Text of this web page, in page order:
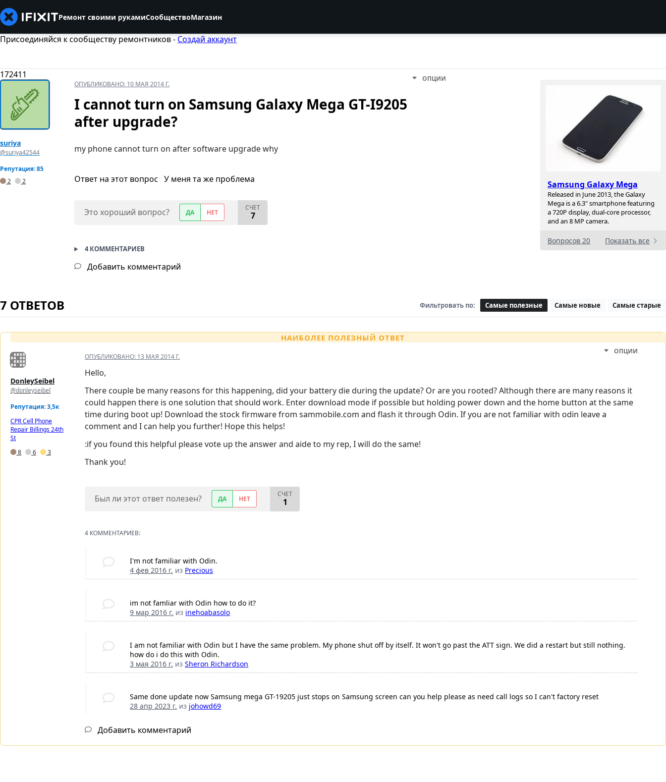
Ремонт своими рукамиСообществоМагазин
Присоединяйся к сообществу ремонтников - Создай аккаунт
172411
Samsung Galaxy Mega
Released in June 2013, the Galaxy
Mega is a 6.3" smartphone featuring
a 720P display, dual-core processor,
and an 8 MP camera.
Вопросов 20 Показать все
suriya
@suriya42544
Репутация: 85
2
2
ОПУБЛИКОВАНО: 10 МАЯ 2014 Г.
ОПЦИИ
I cannot turn on Samsung Galaxy Mega GT-I9205
after upgrade?
my phone cannot turn on after software upgrade why
Ответ на этот вопрос У меня та же проблема
Это хороший вопрос? ДА НЕТ
СЧЕТ
7
4 КОММЕНТАРИЕВ
Добавить комментарий
7 ОТВЕТОВ Фильтровать по: Самые полезные Самые новые Самые старые
НАИБОЛЕЕ ПОЛЕЗНЫЙ ОТВЕТ
DonleySeibel
@donleyseibel
Репутация: 3,5к
CPR Cell Phone
Repair Billings 24th
St
8
6 3
ОПУБЛИКОВАНО: 13 МАЯ 2014 Г.
ОПЦИИ
Hello,
There couple be many reasons for this happening, did your battery die during the update? Or are you rooted? Although there are many reasons it
could happen there is one solution that should work. Enter download mode if possible but holding power down and the home button at the same
time during boot up! Download the stock firmware from sammobile.com and flash it through Odin. If you are not familiar with odin leave a
comment and I can help you further! Hope this helps!
:if you found this helpful please vote up the answer and aide to my rep, I will do the same!
Thank you!
Был ли этот ответ полезен? ДА НЕТ
СЧЕТ
1
4 КОММЕНТАРИЕВ:
I'm not familiar with Odin.
4 фев 2016 г. из Precious
im not famliar with Odin how to do it?
9 мар 2016 г. из inehoabasolo
I am not familiar with Odin but I have the same problem. My phone shut off by itself. It won't go past the ATT sign. We did a restart but still nothing.
how do i do this with Odin.
3 мая 2016 г. изSheron Richardson
Same done update now Samsung mega GT-19205 just stops on Samsung screen can you help please as need call logs so I can't factory reset
28 апр 2023 г. из johowd69
Добавить комментарий